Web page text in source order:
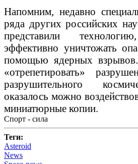
Напомним, недавно
ряда других российских
представили
эффективно уничтожать
помощью ядерных
«отрепетировать»
разрушительного
оказалось можно
миниатюрные копии.
Спорт - сила
Теги:
Asteroid
News